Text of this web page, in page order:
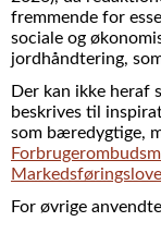
fremmende for
sociale og
jordhåndtering,
Der kan ikke heraf
beskrives til
som bæredygtige,
For øvrige